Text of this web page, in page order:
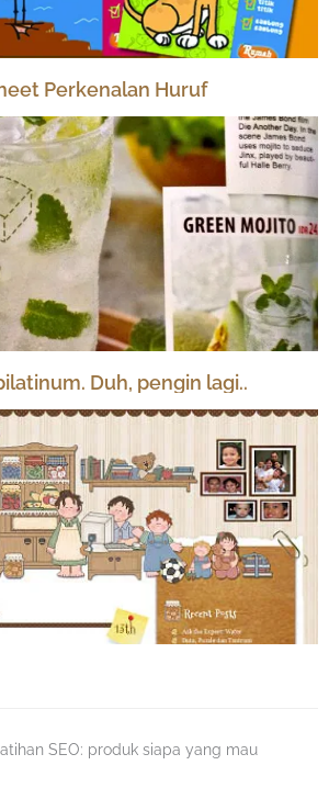
Perkenalan Huruf
Duh, pengin lagi..
SEO: produk siapa yang mau